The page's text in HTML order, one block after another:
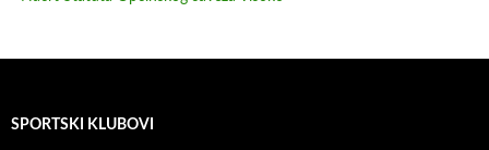
SPORTSKI KLUBOVI